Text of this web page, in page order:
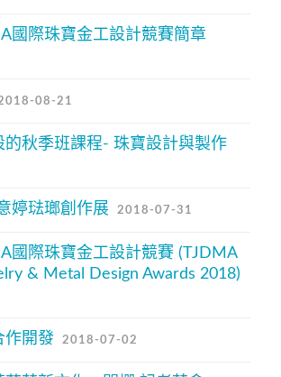
國際珠寶金工設計競賽簡章
08-21
的秋季班課程- 珠寶設計與製作
婷琺瑯創作展 2018-07-31
國際珠寶金工設計競賽 (TJDMA
& Metal Design Awards 2018)
作開發 2018-07-02